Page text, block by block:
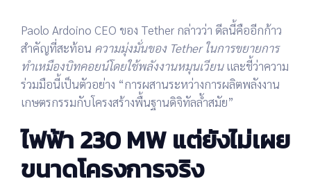
Paolo Ardoino CEO ของ Tether กล่าวว่า ดีลนี้คืออีกก้าว
สำคัญที่สะท้อน ความมุ่งมั่นของ Tether ในการขยายการ
ทำเหมืองบิทคอยน์โดยใช้พลังงานหมุนเวียนและชี้ว่าความ
ร่วมมือนี้เป็นตัวอย่าง “การผสานระหว่างการผลิตพลังงาน
เกษตรกรรมกับโครงสร้างพื้นฐานดิจิทัลล้ำสมัย”
ไฟฟ้า 230 MW แต่ยังไม่เผย
ขนาดโครงการจริง